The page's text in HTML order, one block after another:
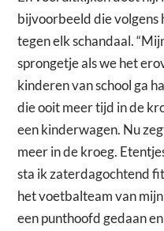
bijvoorbeeld die volgens
tegen elk schandaal.
sprongetje als we het
kinderen van school ga
die ooit meer tijd in de
een kinderwagen. Nu
meer in de kroeg.
sta ik zaterdagochtend
het voetbalteam van
een punthoofd gedaan